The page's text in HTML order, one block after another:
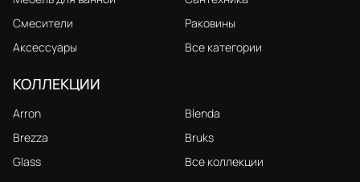
Смесители
Раковины
Аксессуары
Все категории
КОЛЛЕКЦИИ
Arron
Blenda
Brezza
Bruks
Glass
Все коллекции